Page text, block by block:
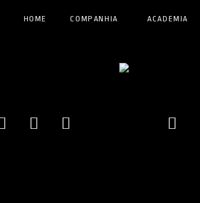
HOME COMPANHIA ACADEMIA
Facebook
Instagram
Youtube